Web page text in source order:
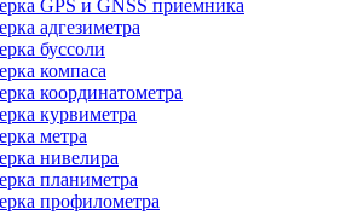
GPS и GNSS приемника
адгезиметра
буссоли
компаса
координатометра
курвиметра
метра
нивелира
планиметра
профилометра